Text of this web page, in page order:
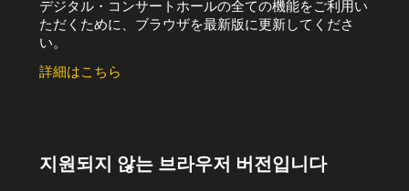
デジタル・コンサートホールの全ての機能をご利用い
ただくために、ブラウザを最新版に更新してくださ
い。
詳細はこちら
지원되지 않는 브라우저 버전입니다